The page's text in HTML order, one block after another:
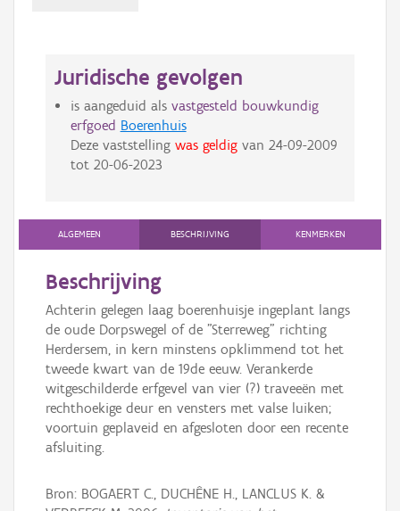
Juridische gevolgen
is aangeduid als vastgesteld bouwkundig
erfgoed Boerenhuis
Deze vaststelling was geldigvan 24-09-2009
tot 20-06-2023
ALGEMEEN BESCHRIJVING KENMERKEN
Beschrijving
Achterin gelegen laag boerenhuisje ingeplant langs
de oude Dorpswegel of de "Sterreweg" richting
Herdersem, in kern minstens opklimmend tot het
tweede kwart van de 19de eeuw. Verankerde
witgeschilderde erfgevel van vier (?) traveeën met
rechthoekige deur en vensters met valse luiken;
voortuin geplaveid en afgesloten door een recente
afsluiting.
Bron: BOGAERT C., DUCHÊNE H., LANCLUS K. &